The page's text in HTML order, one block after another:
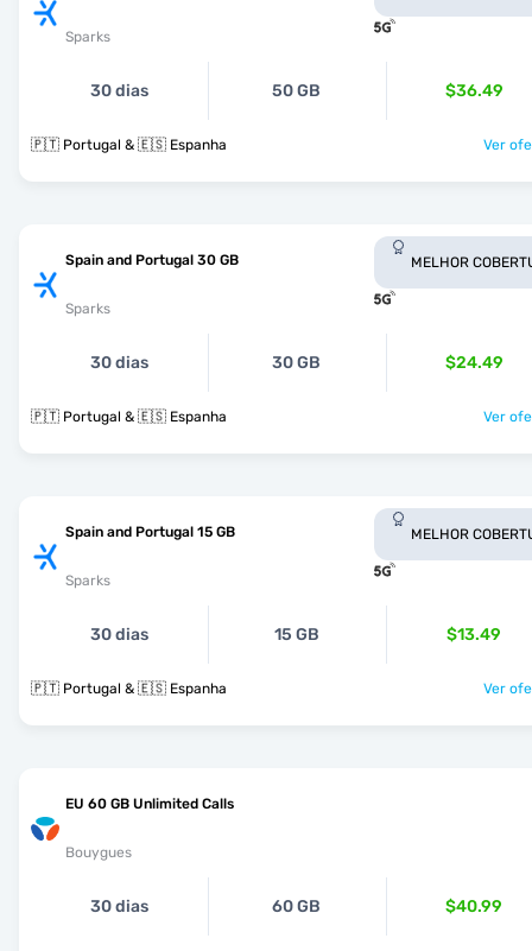
Sparks
30 dias 50 GB $36.49
🇵🇹 Portugal & 🇪🇸 Espanha Ver
Spain and Portugal 30 GB
Sparks
MELHOR
30 dias 30 GB $24.49
🇵🇹 Portugal & 🇪🇸 Espanha Ver
Spain and Portugal 15 GB
Sparks
MELHOR
30 dias 15 GB $13.49
🇵🇹 Portugal & 🇪🇸 Espanha Ver
EU 60 GB Unlimited Calls
Bouygues
30 dias 60 GB $40.99